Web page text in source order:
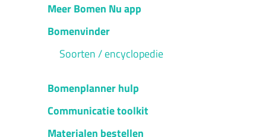
Meer Bomen Nu app
Bomenvinder
Soorten / encyclopedie
Bomenplanner hulp
Communicatie toolkit
Materialen bestellen